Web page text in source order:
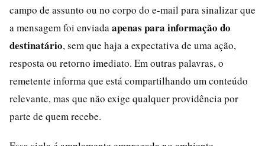
campo de assunto ou no corpo do e-mail para sinalizar que
a mensagem foi enviada apenas para informação do
destinatário, sem que haja a expectativa de uma ação,
resposta ou retorno imediato. Em outras palavras, o
remetente informa que está compartilhando um conteúdo
relevante, mas que não exige qualquer providência por
parte de quem recebe.